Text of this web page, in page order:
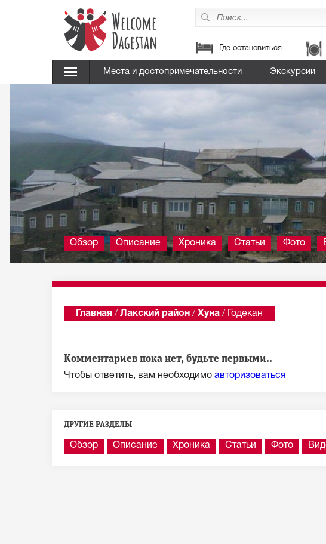
Где остановиться
Места и достопримечательности Экскурсии
Обзор Описание Хроника Статьи Фото
Главная / Лакский район / Хуна / Годекан
Комментариев пока нет, будьте первыми..
Чтобы ответить, вам необходимо авторизоваться
ДРУГИЕ РАЗДЕЛЫ
Обзор Описание Хроника Статьи Фото